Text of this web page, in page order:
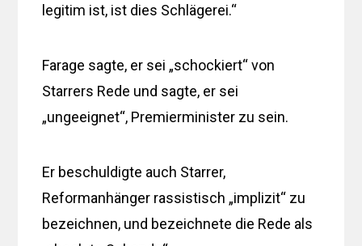
legitim ist, ist dies Schlägerei.“
Farage sagte, er sei „schockiert“ von
Starrers Rede und sagte, er sei
„ungeeignet“, Premierminister zu sein.
Er beschuldigte auch Starrer,
Reformanhänger rassistisch „implizit“ zu
bezeichnen, und bezeichnete die Rede als